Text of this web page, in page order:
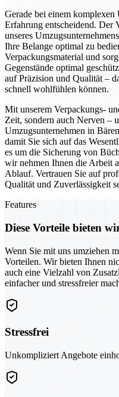
Gerade bei einem
Erfahrung entscheidend. Der
unseres
Ihre Belange optimal zu
Verpackungsmaterial und
Gegenstände optimal
auf Präzision und Qualität –
schnell wohlfühlen können.
Mit unserem Verpackungs-
Zeit, sondern auch Nerven –
Umzugsunternehmen in
damit Sie sich auf das
es um die Sicherung von
wir nehmen Ihnen die Arbeit
Ablauf. Vertrauen Sie auf
Qualität und Zuverlässigkeit
Features
Diese Vorteile bieten
Wenn Sie mit uns umziehen
Vorteilen. Wir bieten Ihnen
auch eine Vielzahl von
einfacher und stressfreier
Stressfrei
Unkompliziert Angebote